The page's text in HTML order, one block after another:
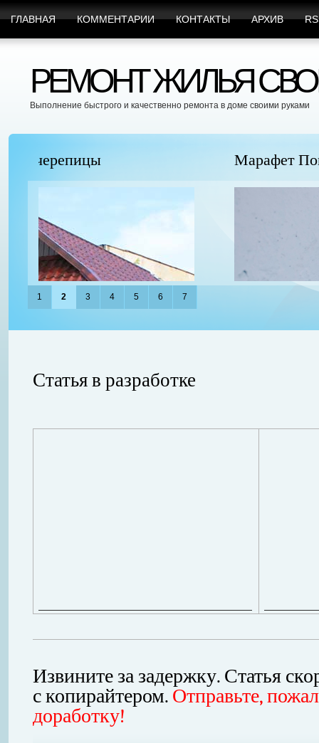
ГЛАВНАЯ КОММЕНТАРИИ КОНТАКТЫ АРХИВ
РЕМОНТ ЖИЛЬЯ
Выполнение быстрого и качественно ремонта в доме своими руками
Марафет Поможет с Любыми Видами
1 2 3 4 5 6 7
Статья в разработке
Извините за задержку. Статья
с копирайтером. Отправьте,
доработку!